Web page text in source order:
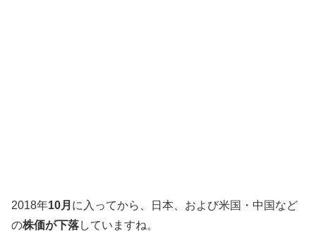
2018年10月 に入ってから、日本、および米国・中国など
の株価が下落していますね。